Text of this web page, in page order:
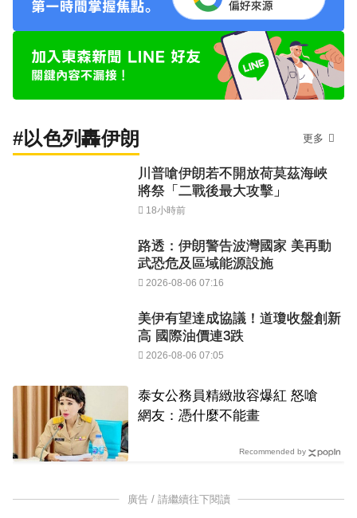
#以色列轟伊朗 更多
川普嗆伊朗若不開放荷莫茲海峽
將祭「二戰後最大攻擊」
18小時前
路透：伊朗警告波灣國家 美再動
武恐危及區域能源設施
2026-08-06 07:16
美伊有望達成協議！道瓊收盤創新
高 國際油價連3跌
2026-08-06 07:05
泰女公務員精緻妝容爆紅 怒嗆
網友：憑什麼不能畫
Recommended by
廣告 / 請繼續往下閱讀